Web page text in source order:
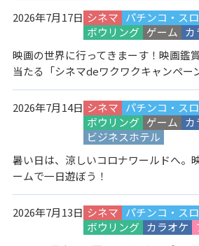
2026年7月17日 シネマ パチンコ・ス
ボウリング ゲーム カ
映画の世界に行ってきまーす！映画鑑
当たる「シネマdeワクワクキャンペー
2026年7月14日 シネマ パチンコ・ス
ボウリング ゲーム カ
ビジネスホテル
暑い日は、涼しいコロナワールドへ。
ームで一日遊ぼう！
2026年7月13日 シネマ パチンコ・ス
ボウリング カラオケ